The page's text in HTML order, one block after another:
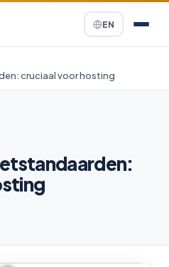
EN
cruciaal voor hosting